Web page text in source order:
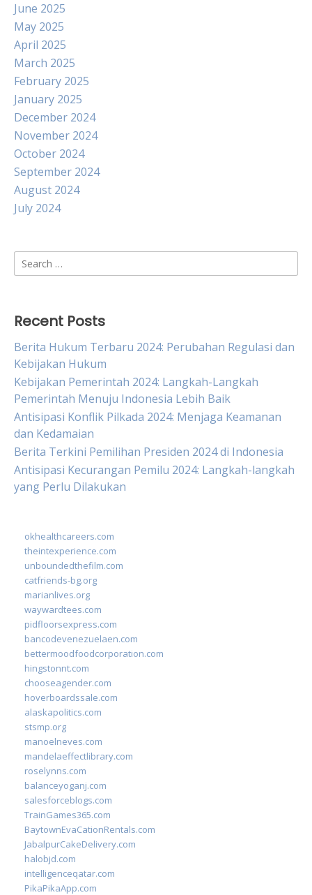
June 2025
May 2025
April 2025
March 2025
February 2025
January 2025
December 2024
November 2024
October 2024
September 2024
August 2024
July 2024
Search
for:
Recent Posts
Berita Hukum Terbaru 2024: Perubahan Regulasi dan
Kebijakan Hukum
Kebijakan Pemerintah 2024: Langkah-Langkah
Pemerintah Menuju Indonesia Lebih Baik
Antisipasi Konflik Pilkada 2024: Menjaga Keamanan
dan Kedamaian
Berita Terkini Pemilihan Presiden 2024 di Indonesia
Antisipasi Kecurangan Pemilu 2024: Langkah-langkah
yang Perlu Dilakukan
okhealthcareers.com
theintexperience.com
unboundedthefilm.com
catfriends-bg.org
marianlives.org
waywardtees.com
pidfloorsexpress.com
bancodevenezuelaen.com
bettermoodfoodcorporation.com
hingstonnt.com
chooseagender.com
hoverboardssale.com
alaskapolitics.com
stsmp.org
manoelneves.com
mandelaeffectlibrary.com
roselynns.com
balanceyoganj.com
salesforceblogs.com
TrainGames365.com
BaytownEvaCationRentals.com
JabalpurCakeDelivery.com
halobjd.com
intelligenceqatar.com
PikaPikaApp.com